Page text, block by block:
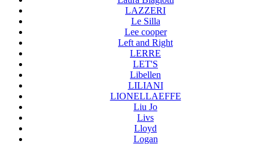
LAZZERI
Le Silla
Lee cooper
Left and Right
LERRE
LET'S
Libellen
LILIANI
LIONELLAEFFE
Liu Jo
Livs
Lloyd
Logan